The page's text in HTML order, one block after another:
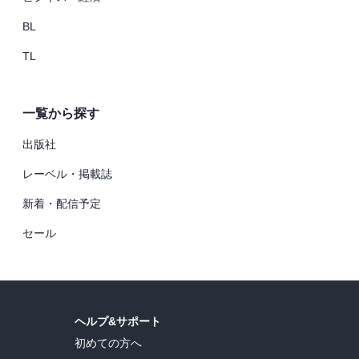
BL
TL
一覧から探す
出版社
レーベル・掲載誌
新着・配信予定
セール
ヘルプ&サポート
初めての方へ